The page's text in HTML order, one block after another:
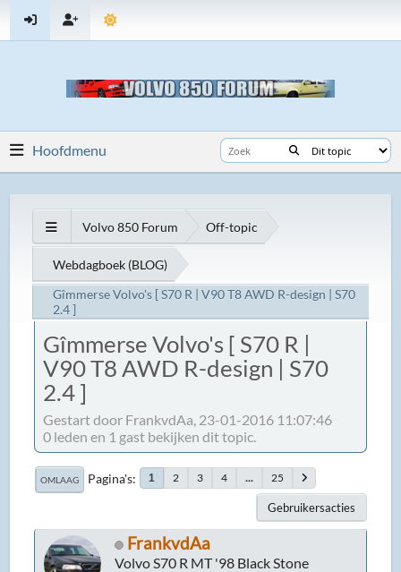
Hoofdmenu
Volvo 850 Forum Off-topic
Webdagboek (BLOG)
Gîmmerse Volvo's [ S70 R | V90 T8 AWD R-design | S70
2.4 ]
Gîmmerse Volvo's [ S70 R |
V90 T8 AWD R-design | S70
2.4 ]
Gestart door FrankvdAa, 23-01-2016 11:07:46
0 leden en 1 gast bekijken dit topic.
OMLAAG Pagina's 1 2 3 4 ... 25
Gebruikersacties
FrankvdAa
Volvo S70 R MT '98 Black Stone